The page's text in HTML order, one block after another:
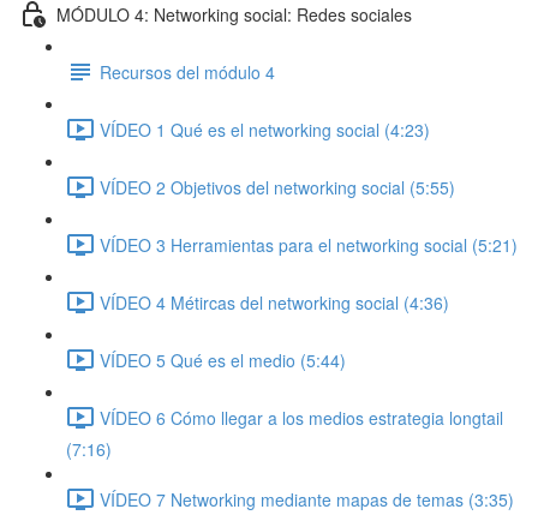
MÓDULO 4: Networking social: Redes sociales
Recursos del módulo 4
VÍDEO 1 Qué es el networking social (4:23)
VÍDEO 2 Objetivos del networking social (5:55)
VÍDEO 3 Herramientas para el networking social (5:21)
VÍDEO 4 Métircas del networking social (4:36)
VÍDEO 5 Qué es el medio (5:44)
VÍDEO 6 Cómo llegar a los medios estrategia longtail
(7:16)
VÍDEO 7 Networking mediante mapas de temas (3:35)